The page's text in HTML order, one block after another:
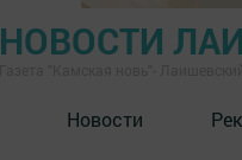
НОВОСТИ
Новости